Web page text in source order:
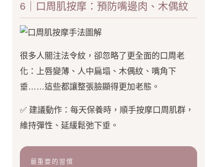
6｜口周肌按摩：預防嘴邊肉、木偶紋
很多人關注法令紋，卻忽略了更全面的口周老
化：上唇變薄、人中扁塌、木偶紋、嘴角下
垂……這些都讓整張臉顯得更加老態。
✅ 建議動作：每天保養時，順手按摩口周肌群，
維持彈性、延緩鬆弛下垂。
最重要的習慣